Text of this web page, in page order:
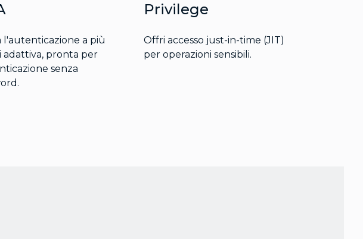
l'autenticazione a più
adattiva, pronta per
senza
Privilege
Offri accesso just-in-time (JIT)
per operazioni sensibili.